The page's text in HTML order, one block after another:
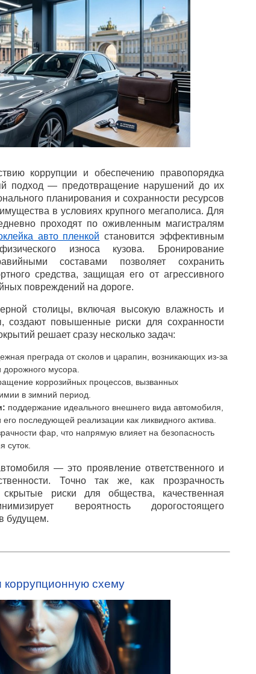
коррупции и обеспечению правопорядка
подход — предотвращение нарушений до их
планирования и сохранности ресурсов
в условиях крупного мегаполиса. Для
проходят по оживленным магистралям
авто пленкой становится эффективным
износа кузова. Бронирование
составами позволяет сохранить
средства, защищая его от агрессивного
повреждений на дороге.
столицы, включая высокую влажность и
создают повышенные риски для сохранности
решает сразу несколько задач:
преграда от сколов и царапин, возникающих из-за
мусора.
коррозийных процессов, вызванных
в зимний период.
поддержание идеального внешнего вида автомобиля,
последующей реализации как ликвидного актива.
фар, что напрямую влияет на безопасность
суток.
— это проявление ответственного и
Точно так же, как прозрачность
риски для общества, качественная
вероятность дорогостоящего
будущем.
коррупционную схему